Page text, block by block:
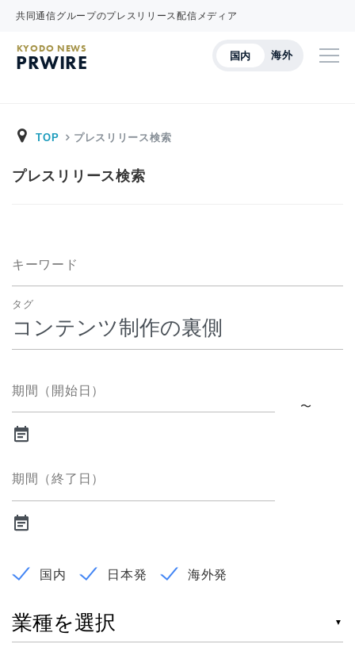
共同通信グループのプレスリリース配信メディア
国内 海外
KYODO NEWS
PRWIRE
TOP プレスリリース検索
プレスリリース検索
キーワード
タグ
期間（開始日）
〜
期間（終了日）
国内 日本発 海外発
▼